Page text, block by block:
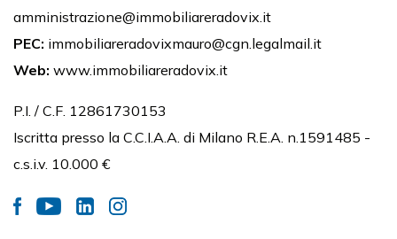
amministrazione@immobiliareradovix.it
PEC: immobiliareradovixmauro@cgn.legalmail.it
Web: www.immobiliareradovix.it
P.I. / C.F. 12861730153
Iscritta presso la C.C.I.A.A. di Milano R.E.A. n.1591485 -
c.s.i.v. 10.000 €